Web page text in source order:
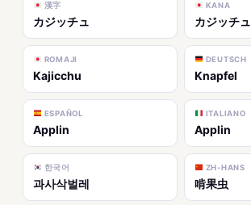
漢字
カジッチュ
KANA
カジッチュ
ROMAJI
Kajicchu
DEUTSCH
Knapfel
ESPAÑOL
Applin
ITALIANO
Applin
한국어
과사삭벌레
ZH-HANS
啃果虫